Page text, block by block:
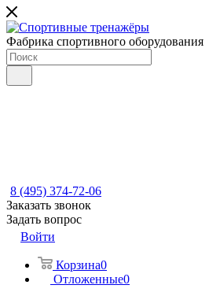
Фабрика спортивного оборудования
8 (495) 374-72-06
Заказать звонок
Задать вопрос
Войти
Корзина0
Отложенные0